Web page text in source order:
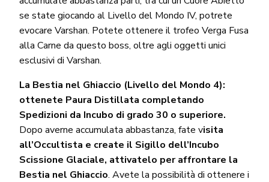
se state giocando al Livello del Mondo IV, potrete
evocare Varshan. Potete ottenere il trofeo Verga Fusa
alla Carne da questo boss, oltre agli oggetti unici
esclusivi di Varshan.
La Bestia nel Ghiaccio (Livello del Mondo 4):
ottenete Paura Distillata completando
Spedizioni da Incubo di grado 30 o superiore.
Dopo averne accumulata abbastanza, fate visita
all’Occultista e create il Sigillo dell’Incubo
Scissione Glaciale, attivatelo per affrontare la
Bestia nel Ghiaccio. Avete la possibilità di ottenere i